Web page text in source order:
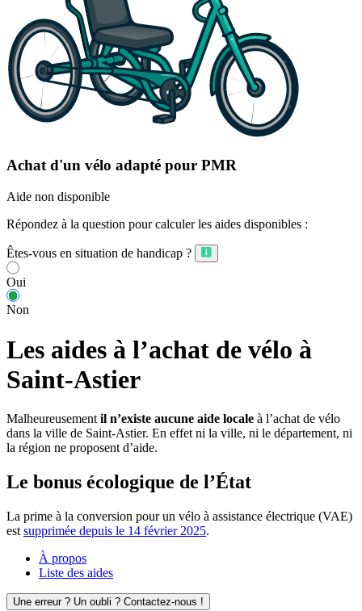
Achat d'un vélo adapté pour PMR
Aide non disponible
Répondez à la question pour calculer les aides disponibles :
Êtes-vous en situation de handicap ?
Oui
Non
Les aides à l’achat de vélo à
Saint-Astier
Malheureusement il n’existe aucune aide locale à l’achat de vélo
dans la ville de Saint-Astier. En effet ni la ville, ni le département, ni
la région ne proposent d’aide.
Le bonus écologique de l’État
La prime à la conversion pour un vélo à assistance électrique (VAE)
est supprimée depuis le 14 février 2025.
À propos
Liste des aides
Une erreur ? Un oubli ? Contactez-nous !